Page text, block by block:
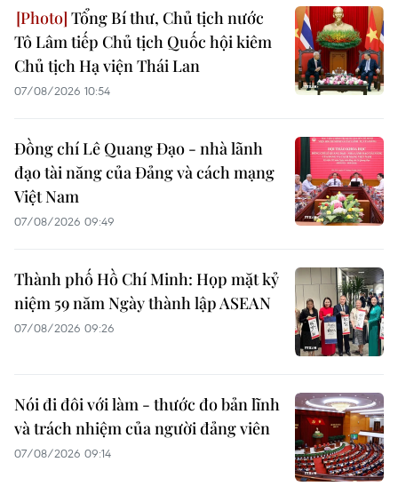
Tổng Bí thư, Chủ tịch nước
Tô Lâm tiếp Chủ tịch Quốc hội kiêm
Chủ tịch Hạ viện Thái Lan
07/08/2026 10:54
Đồng chí Lê Quang Đạo - nhà lãnh
đạo tài năng của Đảng và cách mạng
Việt Nam
07/08/2026 09:49
Thành phố Hồ Chí Minh: Họp mặt kỷ
niệm 59 năm Ngày thành lập ASEAN
07/08/2026 09:26
Nói đi đôi với làm - thước đo bản lĩnh
và trách nhiệm của người đảng viên
07/08/2026 09:14